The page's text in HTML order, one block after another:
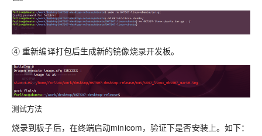
④ 重新编译打包后生成新的镜像烧录开发板。
测试方法
烧录到板子后，在终端启动minicom，验证下是否安装上。如下：